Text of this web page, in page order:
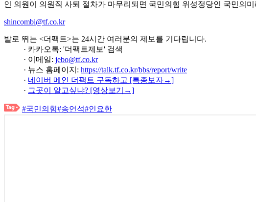
인 의원이 의원직 사퇴 절차가 마무리되면 국민의힘 위성정당인 국민의
shincombi@tf.co.kr
발로 뛰는 <더팩트>는 24시간 여러분의 제보를 기다립니다.
· 카카오톡: '더팩트제보' 검색
· 이메일: jebo@tf.co.kr
· 뉴스 홈페이지: https://talk.tf.co.kr/bbs/report/write
· 네이버 메인 더팩트 구독하고 [특종보자→]
· 그곳이 알고싶냐? [영상보기→]
#국민의힘#송언석#인요한